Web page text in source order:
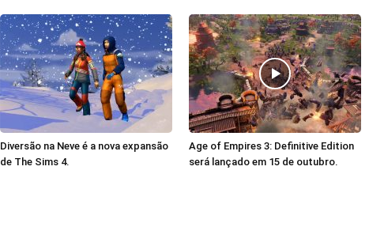
Diversão na Neve é a nova expansão
de The Sims 4.
Age of Empires 3: Definitive Edition
será lançado em 15 de outubro.